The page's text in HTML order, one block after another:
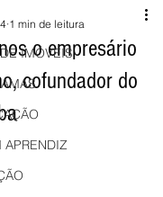
IMÓVEIS
APRENDIZ
o empresário
cofundador do
1 min de leitura